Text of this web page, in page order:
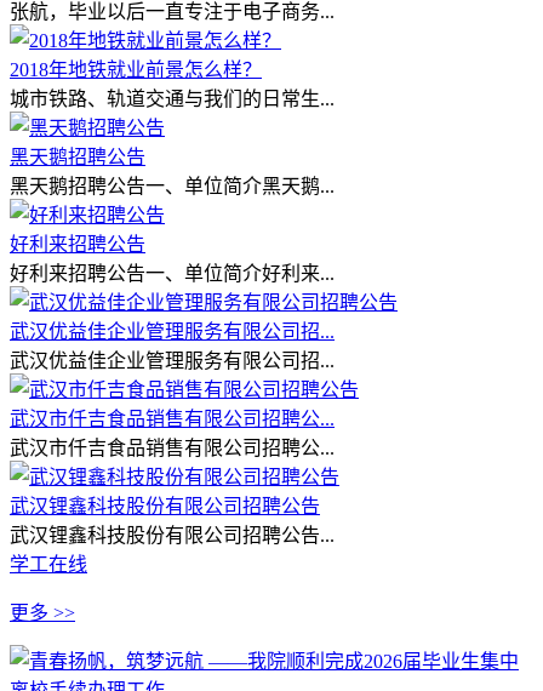
张航，毕业以后一直专注于电子商务...
2018年地铁就业前景怎么样？
城市铁路、轨道交通与我们的日常生...
黑天鹅招聘公告
黑天鹅招聘公告一、单位简介黑天鹅...
好利来招聘公告
好利来招聘公告一、单位简介好利来...
武汉优益佳企业管理服务有限公司招...
武汉优益佳企业管理服务有限公司招...
武汉市仟吉食品销售有限公司招聘公...
武汉市仟吉食品销售有限公司招聘公...
武汉锂鑫科技股份有限公司招聘公告
武汉锂鑫科技股份有限公司招聘公告...
学工在线
更多 >>